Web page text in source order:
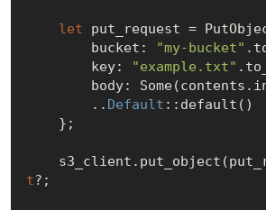
let put_request =
        bucket:
"my-bucket"
        key:
"example.txt"
        body:
Some
        ..
Default ::default()
t?;